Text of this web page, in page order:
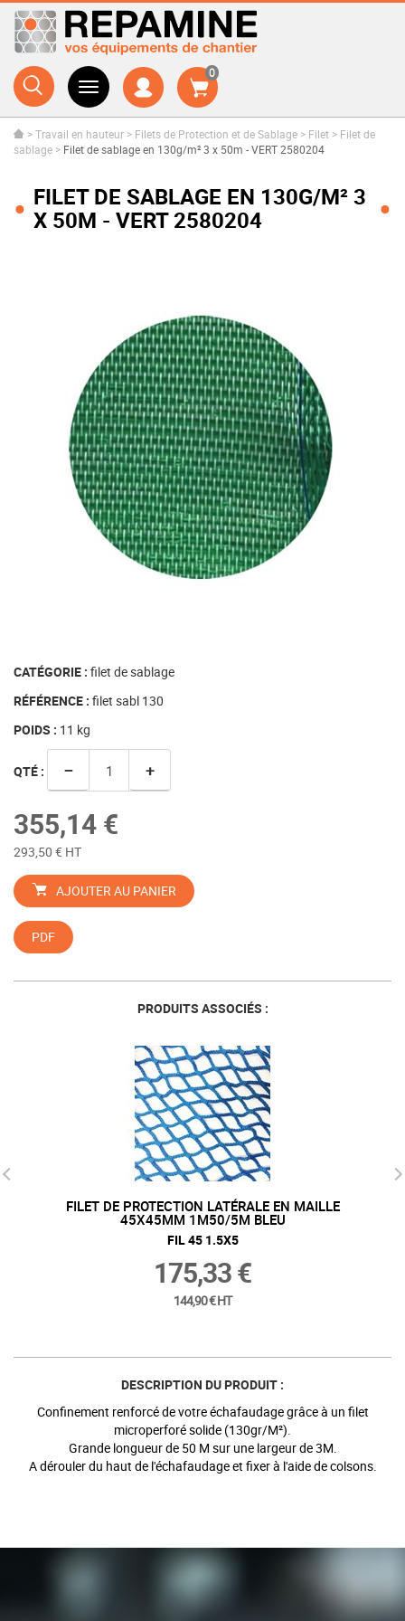
0
>Travail en hauteur > Filets de Protection et de Sablage > Filet > Filet de
sablage > Filet de sablage en 130g/m² 3 x 50m - VERT 2580204
FILET DE SABLAGE EN 130G/M² 3
X 50M - VERT 2580204
CATÉGORIE : filet de sablage
RÉFÉRENCE : filet sabl 130
POIDS : 11 kg
QTÉ : − +
355,14 €
293,50 € HT
AJOUTER AU PANIER
PDF
PRODUITS ASSOCIÉS :
FILET DE SABLAGE EN 100G/M² 3 X
2570504
DESCRIPTION DU PRODUIT :
Confinement renforcé de votre échafaudage grâce à un filet
microperforé solide (130gr/M²).
Grande longueur de 50 M sur une largeur de 3M.
A dérouler du haut de l'échafaudage et fixer à l'aide de colsons.